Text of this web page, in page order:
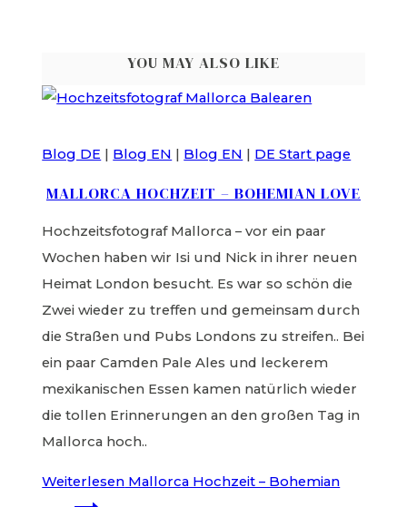
YOU MAY ALSO LIKE
Blog DE | Blog EN | Blog EN | DE Start page
MALLORCA HOCHZEIT – BOHEMIAN LOVE
Hochzeitsfotograf Mallorca – vor ein paar
Wochen haben wir Isi und Nick in ihrer neuen
Heimat London besucht. Es war so schön die
Zwei wieder zu treffen und gemeinsam durch
die Straßen und Pubs Londons zu streifen.. Bei
ein paar Camden Pale Ales und leckerem
mexikanischen Essen kamen natürlich wieder
die tollen Erinnerungen an den großen Tag in
Mallorca hoch..
Weiterlesen Mallorca Hochzeit – Bohemian